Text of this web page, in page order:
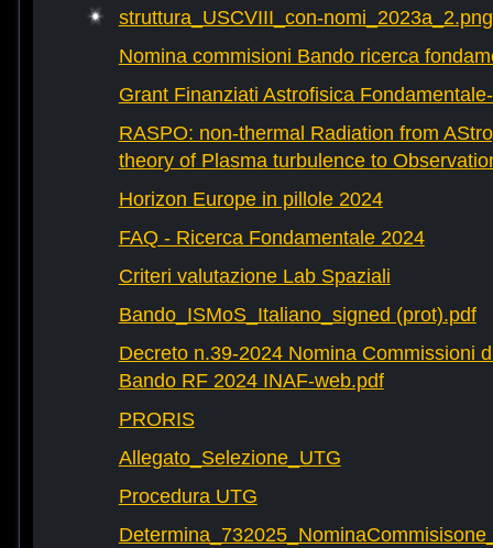
struttura_USCVIII_con-nomi_2023a_2.png
Nomina commisioni Bando ricerca
Grant Finanziati Astrofisica
RASPO: non-thermal Radiation from
theory of Plasma turbulence to
Horizon Europe in pillole 2024
FAQ - Ricerca Fondamentale 2024
Criteri valutazione Lab Spaziali
Bando_ISMoS_Italiano_signed (prot).pdf
Decreto n.39-2024 Nomina Commissioni
Bando RF 2024 INAF-web.pdf
PRORIS
Allegato_Selezione_UTG
Procedura UTG